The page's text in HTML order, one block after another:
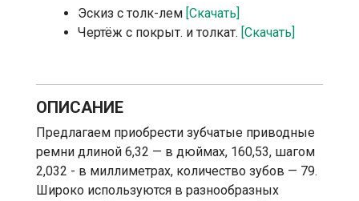
Эскиз с толк-лем [Скачать]
Чертёж с покрыт. и толкат. [Скачать]
ОПИСАНИЕ
Предлагаем приобрести зубчатые приводные
ремни длиной 6,32 — в дюймах, 160,53, шагом
2,032 - в миллиметрах, количество зубов — 79.
Широко используются в разнообразных